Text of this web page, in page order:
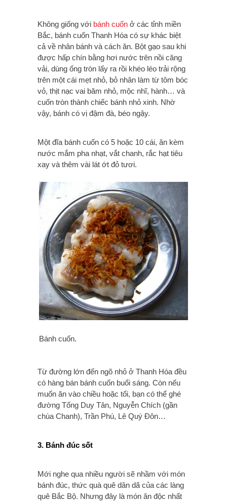
Không giống với bánh cuốn ở các tỉnh miền
Bắc, bánh cuốn Thanh Hóa có sự khác biệt
cả về nhân bánh và cách ăn. Bột gạo sau khi
được hấp chín bằng hơi nước trên nồi căng
vải, dùng ống tròn lấy ra rồi khéo léo trải rộng
trên một cái mẹt nhỏ, bỏ nhân làm từ tôm bóc
vỏ, thịt nạc vai băm nhỏ, mộc nhĩ, hành… và
cuốn tròn thành chiếc bánh nhỏ xinh. Nhờ
vậy, bánh có vị đậm đà, béo ngậy.
Một đĩa bánh cuốn có 5 hoặc 10 cái, ăn kèm
nước mắm pha nhạt, vắt chanh, rắc hạt tiêu
xay và thêm vài lát ớt đỏ tươi.
Bánh cuốn.
Từ đường lớn đến ngõ nhỏ ở Thanh Hóa đều
có hàng bán bánh cuốn buổi sáng. Còn nếu
muốn ăn vào chiều hoặc tối, bạn có thể ghé
đường Tống Duy Tân, Nguyễn Chích (gần
chùa Chanh), Trần Phú, Lê Quý Đôn…
3. Bánh đúc sốt
Mới nghe qua nhiều người sẽ nhầm với món
bánh đúc, thức quà quê dân dã của các làng
quê Bắc Bộ. Nhưng đây là món ăn độc nhất